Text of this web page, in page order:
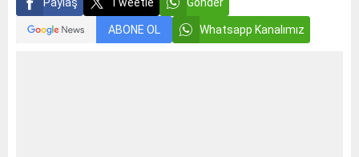
ABONE OL Whatsapp Kanalımız